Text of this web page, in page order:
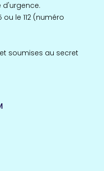
d'urgence.
le 112 (numéro
soumises au secret